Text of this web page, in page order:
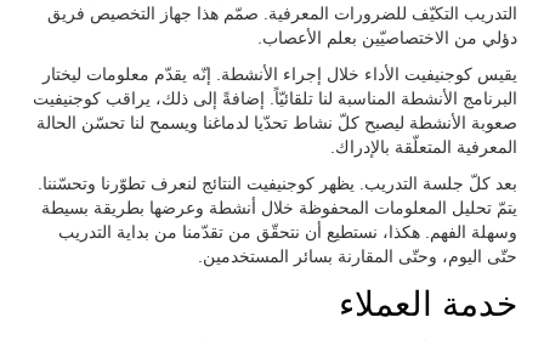
التدريب التكيّف للضرورات المعرفية. صمّم هذا جهاز التخصيص فريق
دؤلي من الاختصاصيّين بعلم الأعصاب.
يقيس كوجنيفيت الأداء خلال إجراء الأنشطة. إنّه يقدّم معلومات ليختار
البرنامج الأنشطة المناسبة لنا تلقائيّاً. إضافةً إلى ذلك، يراقب كوجنيفيت
صعوبة الأنشطة ليصبح كلّ نشاط تحدّيا لدماغنا ويسمح لنا تحسّن الحالة
المعرفية المتعلّقة بالإدراك.
بعد كلّ جلسة التدريب. يظهر كوجنيفيت النتائج لنعرف تطوّرنا وتحسّننا.
يتمّ تحليل المعلومات المحفوظة خلال أنشطة وعرضها بطريقة بسيطة
وسهلة الفهم. هكذا، نستطيع أن نتحقّق من تقدّمنا من بداية التدريب
حتّى اليوم، وحتّى المقارنة بسائر المستخدمين.
خدمة العملاء